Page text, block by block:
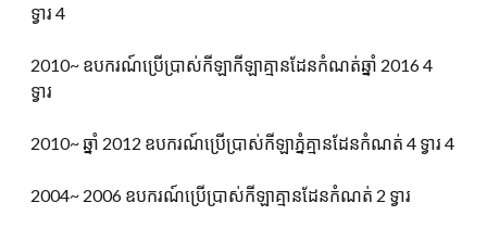
ទ្វារ 4
2010~ ឧបករណ៍ប្រើប្រាស់កីឡាកីឡាគ្មានដែនកំណត់ឆ្នាំ 2016 4
ទ្វារ
2010~ ឆ្នាំ 2012 ឧបករណ៍ប្រើប្រាស់កីឡាភ្នំគ្មានដែនកំណត់ 4 ទ្វារ 4
2004~ 2006 ឧបករណ៍ប្រើប្រាស់កីឡាគ្មានដែនកំណត់ 2 ទ្វារ